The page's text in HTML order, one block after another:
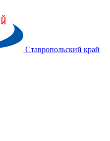
Ставропольский край